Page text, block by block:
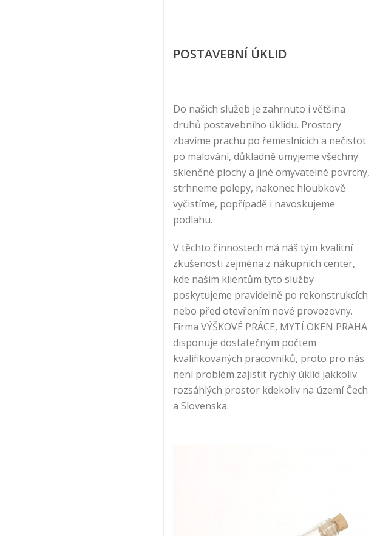
POSTAVEBNÍ ÚKLID
Do našich služeb je zahrnuto i většina
druhů postavebního úklidu. Prostory
zbavíme prachu po řemeslnících a nečistot
po malování, důkladně umyjeme všechny
skleněné plochy a jiné omyvatelné povrchy,
strhneme polepy, nakonec hloubkově
vyčistíme, popřípadě i navoskujeme
podlahu.
V těchto činnostech má náš tým kvalitní
zkušenosti zejména z nákupních center,
kde našim klientům tyto služby
poskytujeme pravidelně po rekonstrukcích
nebo před otevřením nové provozovny.
Firma VÝŠKOVÉ PRÁCE, MYTÍ OKEN PRAHA
disponuje dostatečným počtem
kvalifikovaných pracovníků, proto pro nás
není problém zajistit rychlý úklid jakkoliv
rozsáhlých prostor kdekoliv na území Čech
a Slovenska.